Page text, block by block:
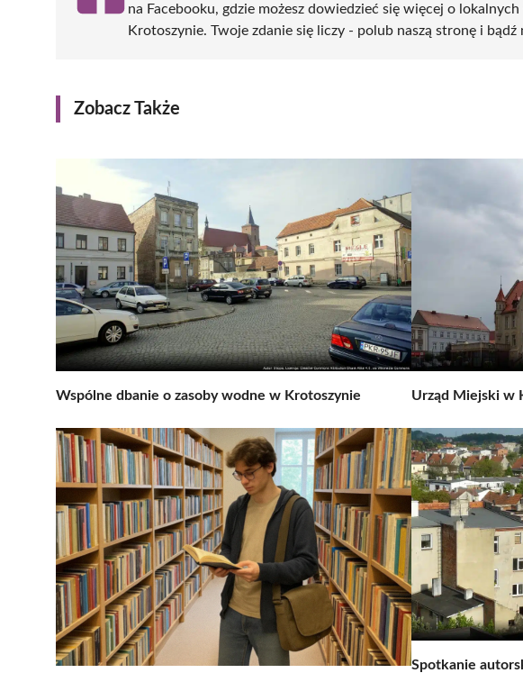
na Facebooku, gdzie możesz dowiedzieć się więcej o
Krotoszynie. Twoje zdanie się liczy - polub naszą stronę i bądź
Zobacz Także
Wspólne dbanie o zasoby wodne w Krotoszynie Urząd Miejski w
Spotkanie